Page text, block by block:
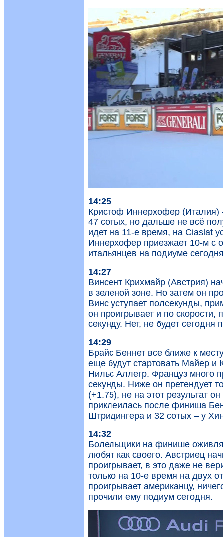
14:25
Кристоф Иннерхофер (Италия)
47 сотых, но дальше не всё
идет на 11-е время, на Ciaslat
Иннерхофер приезжает 10-м с
итальянцев на подиуме
14:27
Винсент Крихмайр (Австрия)
в зеленой зоне. Но затем он
Винс уступает полсекунды,
он проигрывает и по скорости,
секунду. Нет, не будет
14:29
Брайс Беннет все ближе к
еще будут стартовать Майер и
Нильс Аллегр. Француз много
секунды. Ниже он претендует
(+1.75), не на этот результат
приклеилась после финиша
Штридингера и 32 сотых – у
14:32
Болельщики на финише
любят как своего. Австриец
проигрывает, в это даже не
только на 10-е время на двух
проигрывает американцу,
прочили ему подиум сегодня.